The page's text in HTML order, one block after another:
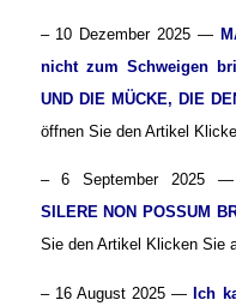
– 10 Dezember 2025 —
nicht zum Schweigen
UND DIE MÜCKE, DIE
öffnen Sie den Artikel
– 6 September 2025
SILERE NON POSSUM
Sie den Artikel Klicken Sie
– 16 August 2025 — Ich